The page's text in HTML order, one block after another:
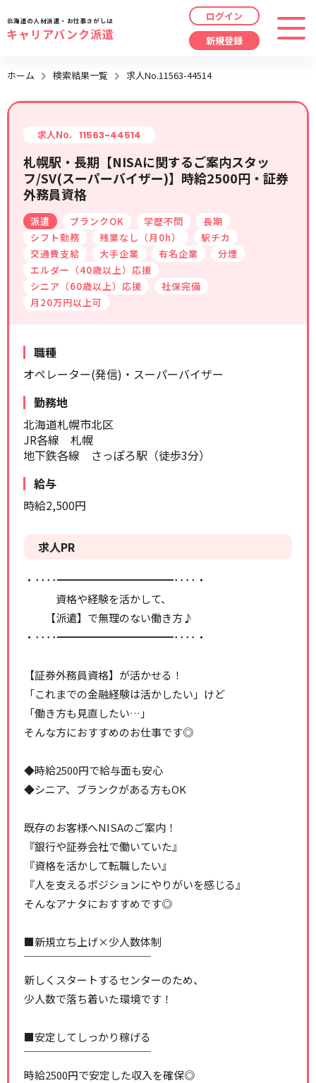
職種 指定なし
給与 時給/日給/月給から選択
こだわり 指定なし
キーワード 指定なし
最近見た求人
最近利用した検索条件
検索履歴はありません。
北海道の人材派遣・お仕事さがしは
キャリアバンク派遣
ログイン
新規登録
ホーム 検索結果一覧 求人No.11563-44514
求人No. 11563-44514
札幌駅・長期【NISAに関するご案内スタッ
フ/SV(スーパーバイザー)】時給2500円・証券
外務員資格
派遣 ブランクOK 学歴不問
長期
シフト勤務
残業なし（月0h）
駅チカ
交通費支給
大手企業 有名企業
分煙
エルダー（40歳以上）応援
シニア（60歳以上）応援
社保完備
月20万円以上可
職種
オペレーター(発信)・スーパーバイザー
勤務地
北海道札幌市北区
JR各線 札幌
地下鉄各線 さっぽろ駅（徒歩3分）
給与
時給2,500円
求人PR
・････━━━━━━━━━━━････・
資格や経験を活かして、
【派遣】で無理のない働き方♪
・････━━━━━━━━━━━････・
【証券外務員資格】が活かせる！
「これまでの金融経験は活かしたい」けど
「働き方も見直したい…」
そんな方におすすめのお仕事です◎
◆時給2500円で給与面も安心
◆シニア、ブランクがある方もOK
既存のお客様へNISAのご案内！
『銀行や証券会社で働いていた』
『資格を活かして転職したい』
『人を支えるポジションにやりがいを感じる』
そんなアナタにおすすめです◎
■新規立ち上げ×少人数体制
￣￣￣￣￣￣￣￣￣￣￣￣
新しくスタートするセンターのため、
少人数で落ち着いた環境です！
■安定してしっかり稼げる
￣￣￣￣￣￣￣￣￣￣￣￣
時給2500円で安定した収入を確保◎